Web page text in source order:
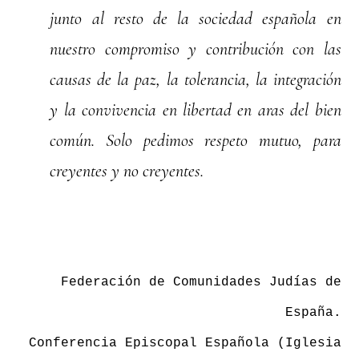
junto al resto de la sociedad española en
nuestro compromiso y contribución con las
causas de la paz, la tolerancia, la integración
y la convivencia en libertad en aras del bien
común. Solo pedimos respeto mutuo, para
creyentes y no creyentes.
Federación de Comunidades Judías de
España.
Conferencia Episcopal Española (Iglesia